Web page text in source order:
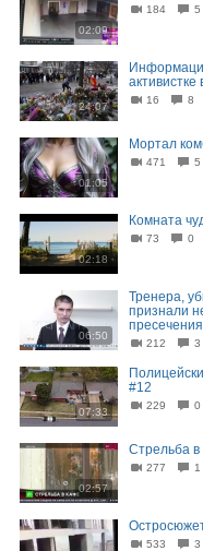
02:09
184
24:07
16 8
01:05
Мортал
471
02:18
Комната
73 0
06:50
Тренера,
признали
пресечения
212
07:33
#12
229
02:57
Стрельба в
277
533